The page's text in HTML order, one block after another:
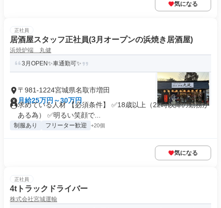
気になる
正社員
居酒屋スタッフ正社員(3月オープンの浜焼き居酒屋)
浜焼炉端 丸健
3月OPEN✨車通勤可✨
〒981-1224宮城県名取市増田
月給25万円～30万円
求めている人材 【必須条件】 ✅18歳以上（22時以降の勤務が
ある為） ✅明るい笑顔で...
制服あり フリーター歓迎 +20個
気になる
正社員
4tトラックドライバー
株式会社宮城運輸